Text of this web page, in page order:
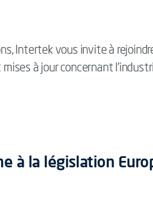
Intertek vous invite à
à jour concernant
à la législation